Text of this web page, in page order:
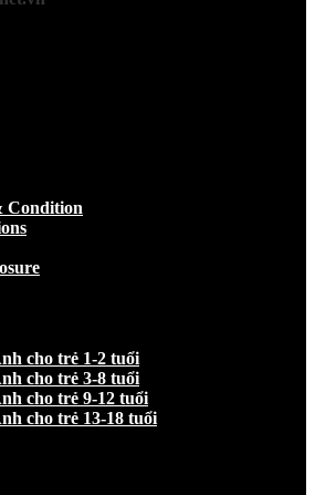
Condition
cho trẻ 1-2 tuổi
cho trẻ 3-8 tuổi
cho trẻ 9-12 tuổi
cho trẻ 13-18 tuổi